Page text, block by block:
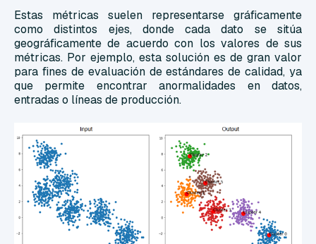
Estas métricas suelen representarse gráficamente
como distintos ejes, donde cada dato se sitúa
geográficamente de acuerdo con los valores de sus
métricas. Por ejemplo, esta solución es de gran valor
para fines de evaluación de estándares de calidad, ya
que permite encontrar anormalidades en datos,
entradas o líneas de producción.